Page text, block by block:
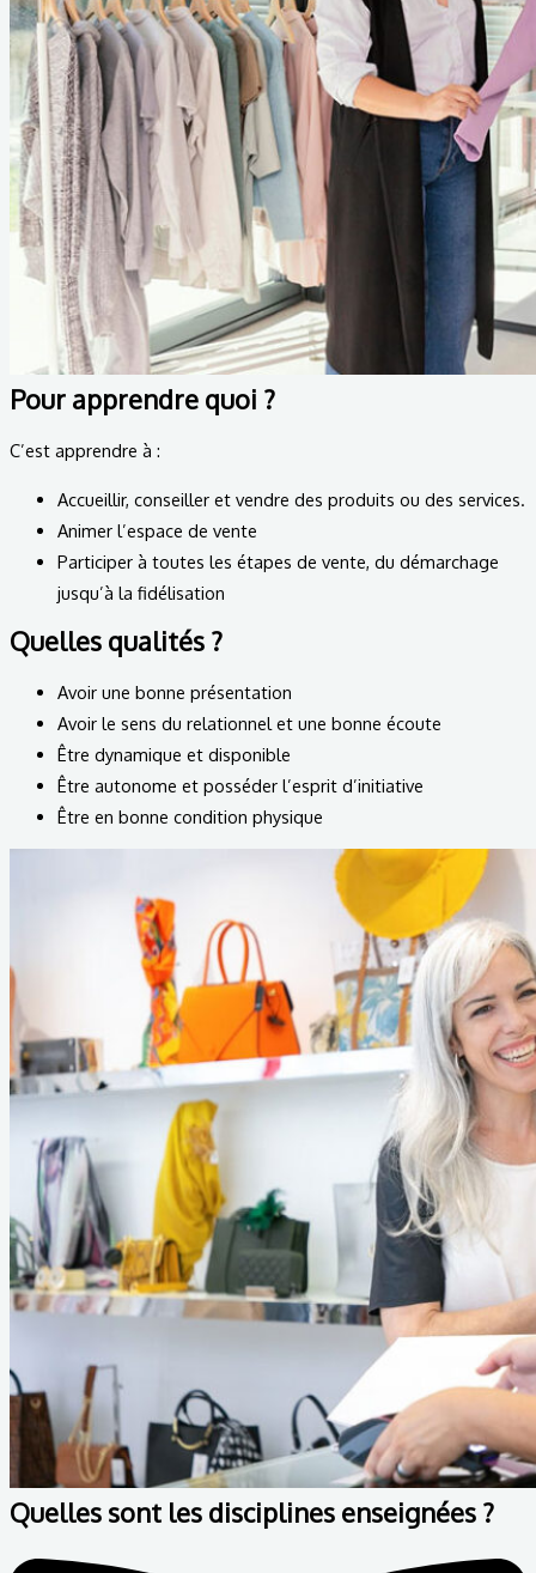
Pour apprendre quoi ?
C’est apprendre à :
Accueillir, conseiller et vendre des produits ou des services.
Animer l’espace de vente
Participer à toutes les étapes de vente, du démarchage
jusqu’à la fidélisation
Quelles qualités ?
Avoir une bonne présentation
Avoir le sens du relationnel et une bonne écoute
Être dynamique et disponible
Être autonome et posséder l’esprit d’initiative
Être en bonne condition physique
Quelles sont les disciplines enseignées ?